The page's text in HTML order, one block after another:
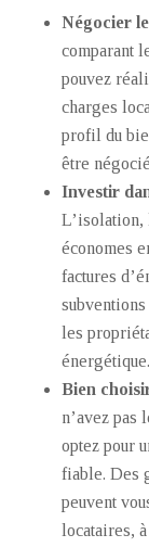
Négocier
comparant
pouvez
charges
profil du
être
Investir
L’isolation,
économes
factures
les
énergétique.
Bien
n’avez pas
optez pour
fiable. Des
peuvent
locataires,